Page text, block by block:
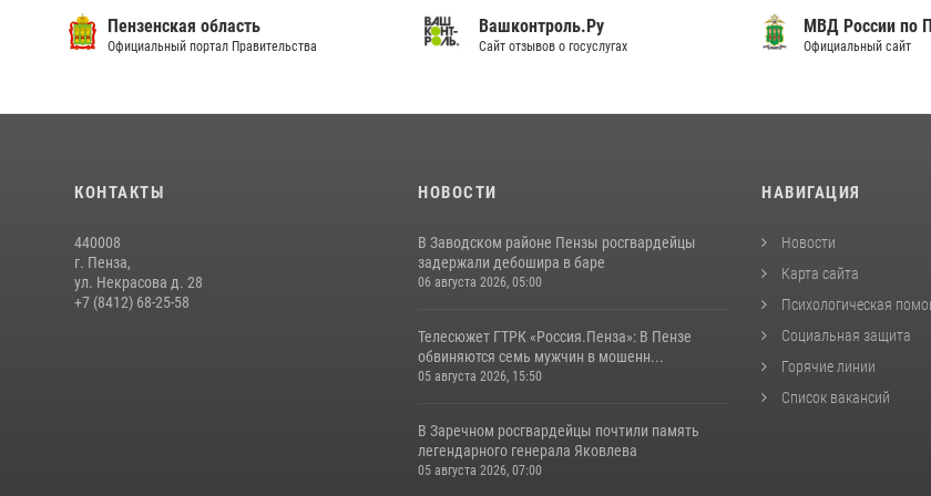
Пензенская область
Официальный портал Правительства
Вашконтроль.Ру
Сайт отзывов о госуслугах
МВД России по
Официальный сайт
КОНТАКТЫ
440008
г. Пенза,
ул. Некрасова д. 28
+7 (8412) 68-25-58
НОВОСТИ
В Заводском районе Пензы росгвардейцы
задержали дебошира в баре
06 августа 2026, 05:00
Телесюжет ГТРК «Россия.Пенза»: В Пензе
обвиняются семь мужчин в мошенн...
05 августа 2026, 15:50
В Заречном росгвардейцы почтили память
легендарного генерала Яковлева
05 августа 2026, 07:00
НАВИГАЦИЯ
Новости
Карта сайта
Психологическая
Социальная защита
Горячие линии
Список вакансий